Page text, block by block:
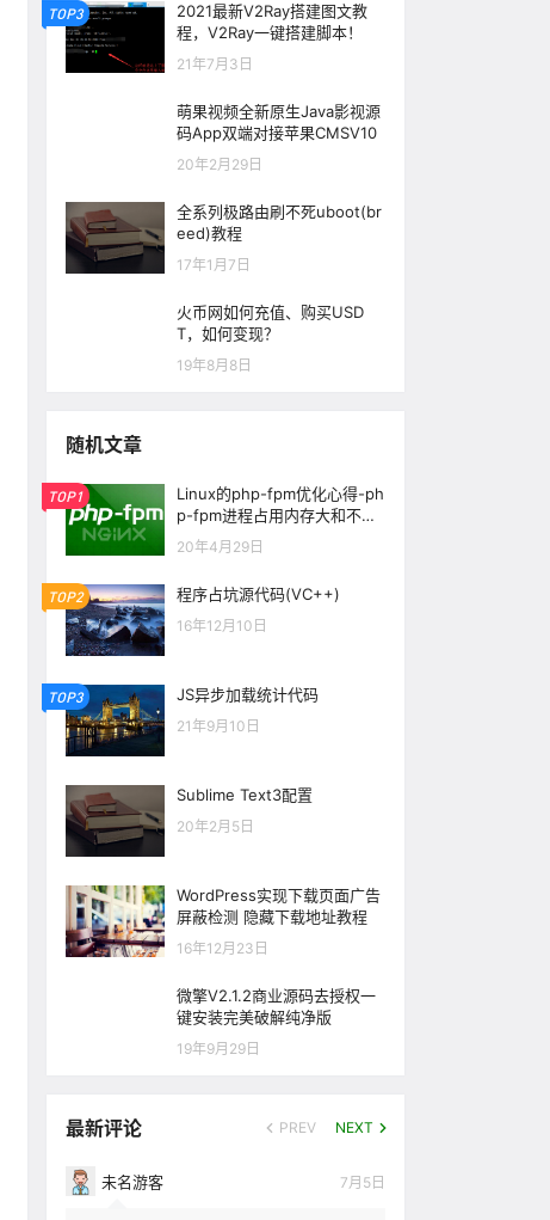
TOP3
2021最新V2Ray搭建图文教
程，V2Ray一键搭建脚本！
21年7月3日
萌果视频全新原生Java影视源
码App双端对接苹果CMSV10
20年2月29日
全系列极路由刷不死uboot(br
eed)教程
17年1月7日
火币网如何充值、购买USD
T，如何变现？
19年8月8日
随机文章
TOP1
Linux的php-fpm优化心得-ph
p-fpm进程占用内存大和不释
放内存问题
20年4月29日
TOP2 程序占坑源代码(VC++)
16年12月10日
TOP3 JS异步加载统计代码
21年9月10日
Sublime Text3配置
20年2月5日
WordPress实现下载页面广告
屏蔽检测 隐藏下载地址教程
16年12月23日
微擎V2.1.2商业源码去授权一
键安装完美破解纯净版
19年9月29日
最新评论 PREV NEXT
未名游客 7月5日